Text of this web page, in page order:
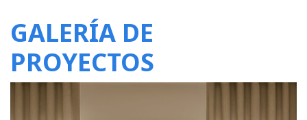
GALERÍA DE
PROYECTOS